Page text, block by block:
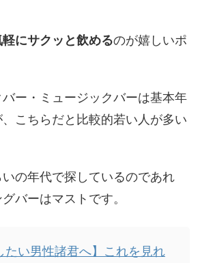
軽にサクッと飲めるのが嬉しいポ
ー・ミュージックバーは基本年
こちらだと比較的若い人が多い
の年代で探しているのであれ
バーはマストです。
たい男性諸君へ】これを見れ